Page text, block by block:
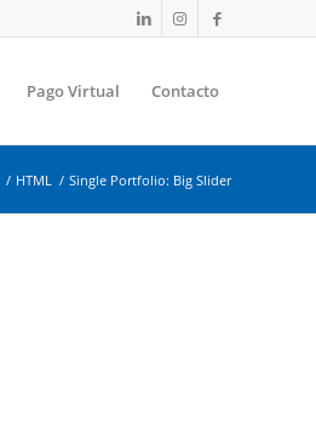
Pago Virtual Contacto
/ HTML / Single Portfolio: Big Slider